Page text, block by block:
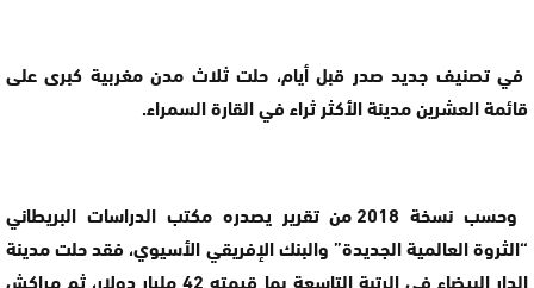
في تصنيف جديد صدر قبل أيام، حلت ثلاث مدن مغربية كبرى على
قائمة العشرين مدينة الأكثر ثراء في القارة السمراء.
وحسب نسخة 2018 من تقرير يصدره مكتب الدراسات البريطاني
“الثروة العالمية الجديدة” والبنك الإفريقي الأسيوي، فقد حلت مدينة
الدار البيضاء في الرتبة التاسعة بما قيمته 42 مليار دولار، ثم مراكش